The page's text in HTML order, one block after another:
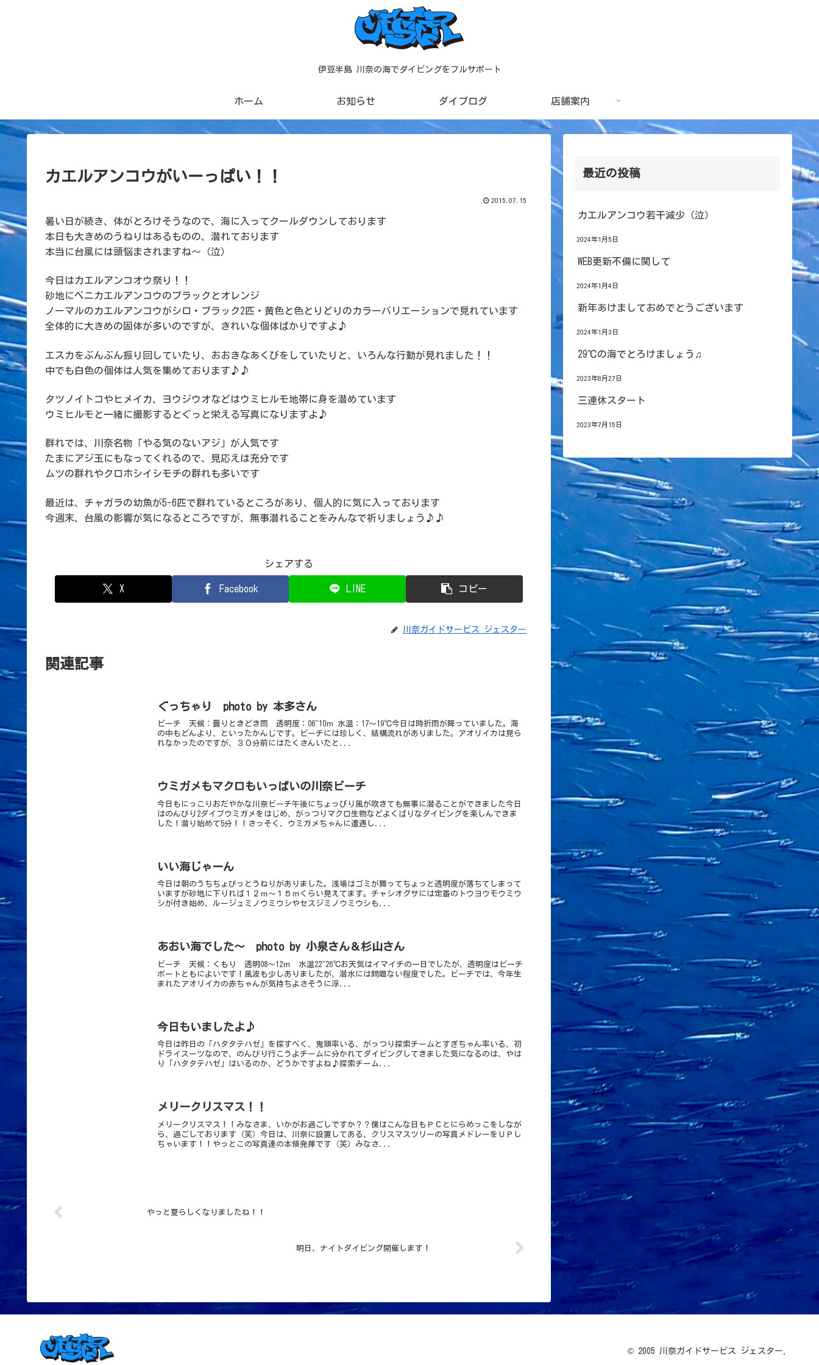
伊豆半島 川奈の海でダイビングをフルサポート
ホーム お知らせ ダイブログ 店舗案内
カエルアンコウがいーっぱい！！
2015.07.15
暑い日が続き、体がとろけそうなので、海に入ってクールダウンしております
本日も大きめのうねりはあるものの、潜れております
本当に台風には頭悩まされますね～（泣）
今日はカエルアンコオウ祭り！！
砂地にベニカエルアンコウのブラックとオレンジ
ノーマルのカエルアンコウがシロ・ブラック2匹・黄色と色とりどりのカラーバリエーションで見れています
全体的に大きめの固体が多いのですが、きれいな個体ばかりですよ♪
エスカをぶんぶん振り回していたり、おおきなあくびをしていたりと、いろんな行動が見れました！！
中でも白色の個体は人気を集めております♪♪
タツノイトコやヒメイカ、ヨウジウオなどはウミヒルモ地帯に身を潜めています
ウミヒルモと一緒に撮影するとぐっと栄える写真になりますよ♪
群れでは、川奈名物「やる気のないアジ」が人気です
たまにアジ玉にもなってくれるので、見応えは充分です
ムツの群れやクロホシイシモチの群れも多いです
最近は、チャガラの幼魚が5-6匹で群れているところがあり、個人的に気に入っております
今週末、台風の影響が気になるところですが、無事潜れることをみんなで祈りましょう♪♪
シェアする
X Facebook LINE コピー
川奈ガイドサービス ジェスター
関連記事
ぐっちゃり photo by 本多さん
ビーチ 天候：曇りときどき雨 透明度：06~10ｍ 水温：17～19℃今日は時折雨が降っていました。海
の中もどんより、といったかんじです。ビーチには珍しく、結構流れがありました。アオリイカは見ら
れなかったのですが、３０分前にはたくさんいたと...
ウミガメもマクロもいっぱいの川奈ビーチ
今日もにっこりおだやかな川奈ビーチ午後にちょっぴり風が吹きても無事に潜ることができました今日
はのんびり2ダイブウミガメをはじめ、がっつりマクロ生物などよくばりなダイビングを楽しんできま
した！潜り始めて5分！！さっそく、ウミガメちゃんに遭遇し...
いい海じゃーん
今日は朝のうちちょびっとうねりがありました。浅場はゴミが舞ってちょっと透明度が落ちてしまって
いますが砂地に下りれば１２ｍ～１５ｍくらい見えてます。チャシオグサには定番のトウヨウモウミウ
シが付き始め、ルージュミノウミウシやセスジミノウミウシも...
あおい海でした～ photo by 小泉さん＆杉山さん
ビーチ 天候：くもり 透明08～12ｍ 水温22~26℃お天気はイマイチの一日でしたが、透明度はビーチ
ボートともによいです！風波も少しありましたが、潜水には問題ない程度でした。ビーチでは、今年生
まれたアオリイカの赤ちゃんが気持ちよさそうに浮...
今日もいましたよ♪
今日は昨日の「ハタタテハゼ」を探すべく、鬼頭率いる、がっつり探索チームとすぎちゃん率いる、初
ドライスーツなので、のんびり行こうよチームに分かれてダイビングしてきました気になるのは、やは
り「ハタタテハゼ」はいるのか、どうかですよね♪探索チーム...
メリークリスマス！！
メリークリスマス！！みなさま、いかがお過ごしですか？？僕はこんな日もＰＣとにらめっこをしなが
ら、過ごしております（笑）今日は、川奈に設置してある、クリスマスツリーの写真メドレーをＵＰし
ちゃいます！！やっとこの写真達の本領発揮です（笑）みなさ...
やっと夏らしくなりましたね！！
明日、ナイトダイビング開催します！
最近の投稿
カエルアンコウ若干減少（泣）
2024年1月5日
WEB更新不備に関して
2024年1月4日
新年あけましておめでとうございます
2024年1月3日
29℃の海でとろけましょう♫
2023年8月27日
三連休スタート
2023年7月15日
© 2005 川奈ガイドサービス ジェスター.